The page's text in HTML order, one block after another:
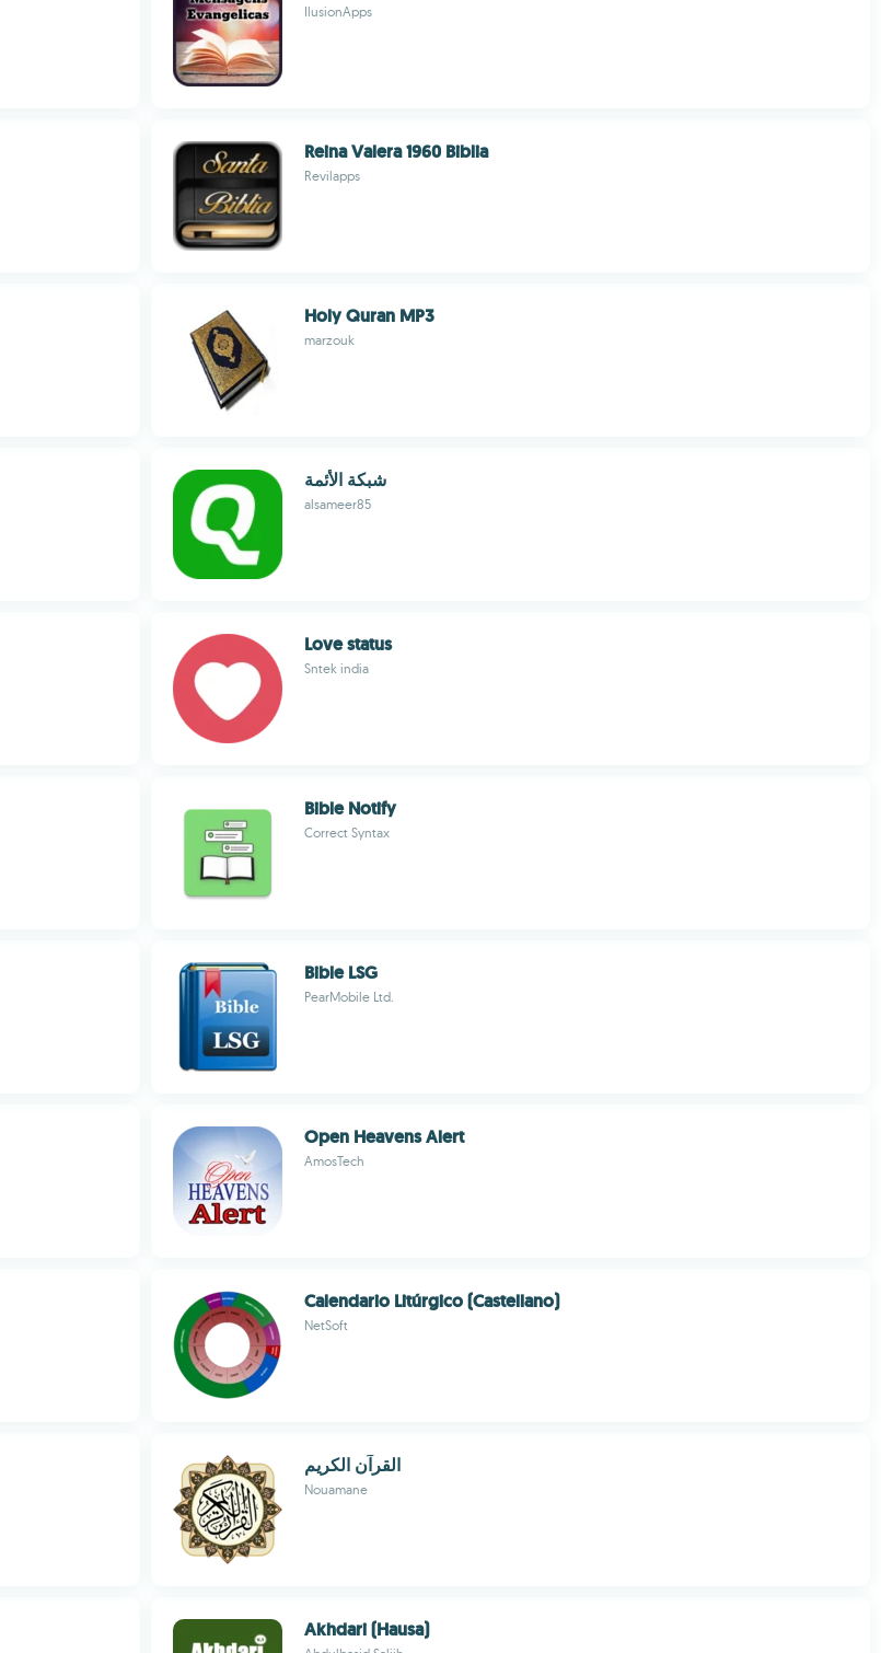
IlusionApps
Reina Valera 1960 Biblia
Revilapps
Holy Quran MP3
marzouk
شبكة الأئمة
alsameer85
Love status
Sntek india
Bible Notify
Correct Syntax
Bible LSG
PearMobile Ltd.
Open Heavens Alert
AmosTech
Calendario Litúrgico (Castellano)
NetSoft
القرآن الكريم
Nouamane
Akhdari (Hausa)